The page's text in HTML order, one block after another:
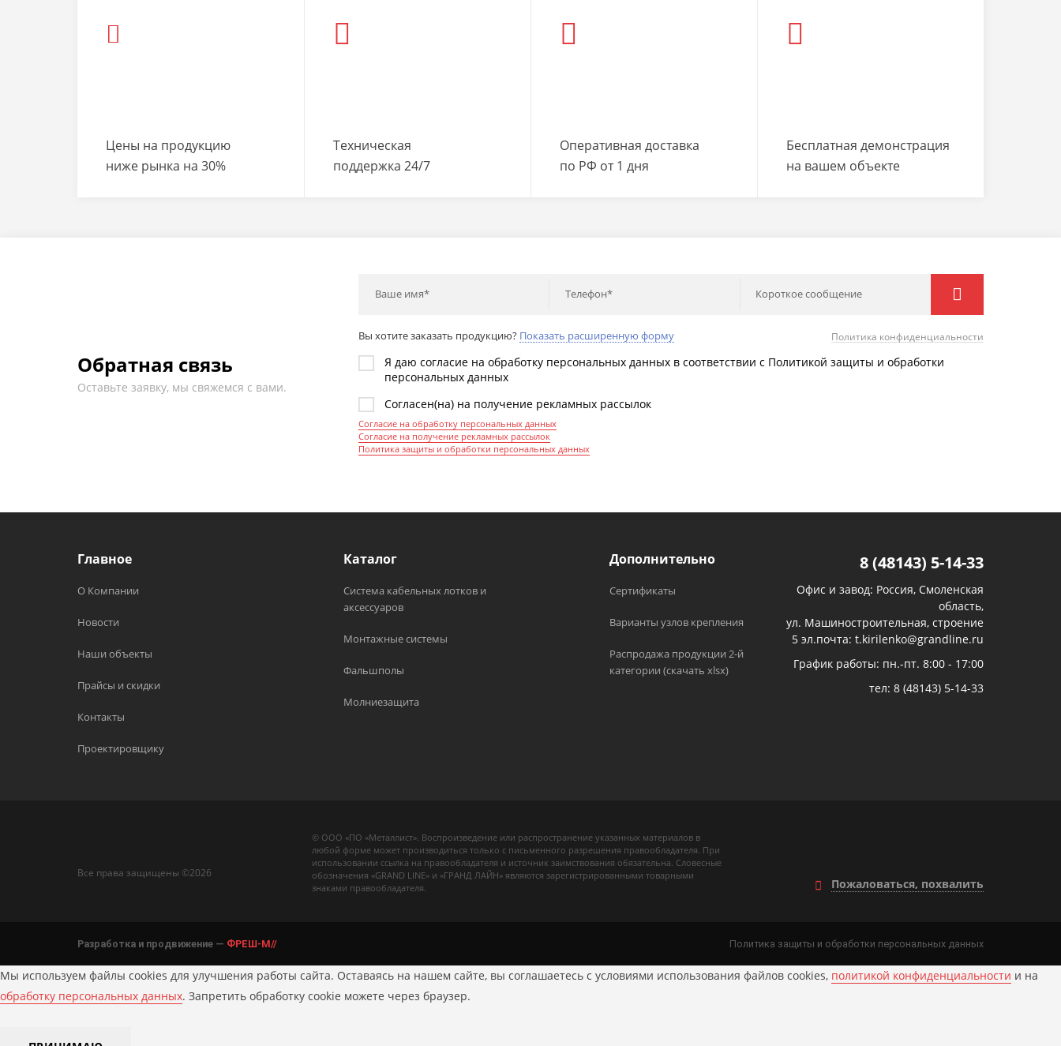
Цены на продукцию
ниже рынка на 30%
Техническая
поддержка 24/7
Оперативная доставка
по РФ от 1 дня
Бесплатная демонстрация
на вашем объекте
Обратная связь
Оставьте заявку, мы свяжемся с вами.
Ваше имя* Телефон* Короткое сообщение
Вы хотите заказать продукцию? Показать расширенную форму Политика конфиденциальности
Я даю согласие на обработку персональных данных в соответствии с Политикой защиты и обработки
персональных данных
Согласен(на) на получение рекламных рассылок
Согласие на обработку персональных данных
Согласие на получение рекламных рассылок
Политика защиты и обработки персональных данных
Главное
О Компании
Новости
Наши объекты
Прайсы и скидки
Контакты
Проектировщику
Каталог
Система кабельных лотков и
аксессуаров
Монтажные системы
Фальшполы
Молниезащита
Дополнительно
Сертификаты
Варианты узлов крепления
Распродажа продукции 2-й
категории (скачать xlsx)
8 (48143) 5-14-33
Офис и завод: Россия, Смоленская
область,
ул. Машиностроительная, строение
5 эл.почта: t.kirilenko@grandline.ru
График работы: пн.-пт. 8:00 - 17:00
тел:8 (48143) 5-14-33
Все права защищены ©2026
© ООО «ПО «Металлист». Воспроизведение или распространение указанных материалов в
любой форме может производиться только с письменного разрешения правообладателя. При
использовании ссылка на правообладателя и источник заимствования обязательна. Словесные
обозначения «GRAND LINE» и «ГРАНД ЛАЙН» являются зарегистрированными товарными
знаками правообладателя.
Пожаловаться, похвалить
Разработка и продвижение — ФРЕШ-М// Политика защиты и обработки персональных данных
Мы используем файлы cookies для улучшения работы сайта. Оставаясь на нашем сайте, вы соглашаетесь с условиями использования файлов cookies, политикой конфиденциальности и на
обработку персональных данных. Запретить обработку cookie можете через браузер.